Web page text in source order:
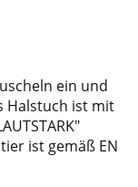
ein und
Halstuch ist mit
ist gemäß EN